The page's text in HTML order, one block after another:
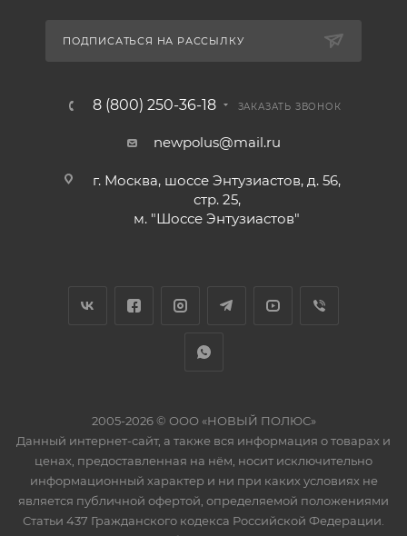
ПОДПИСАТЬСЯ НА РАССЫЛКУ
8 (800) 250-36-18 ЗАКАЗАТЬ ЗВОНОК
newpolus@mail.ru
г. Москва, шоссе Энтузиастов, д. 56,
стр. 25,
м. "Шоссе Энтузиастов"
2005-2026 © ООО «НОВЫЙ ПОЛЮС»
Данный интернет-сайт, а также вся информация о товарах и
ценах, предоставленная на нём, носит исключительно
информационный характер и ни при каких условиях не
является публичной офертой, определяемой положениями
Статьи 437 Гражданского кодекса Российской Федерации.